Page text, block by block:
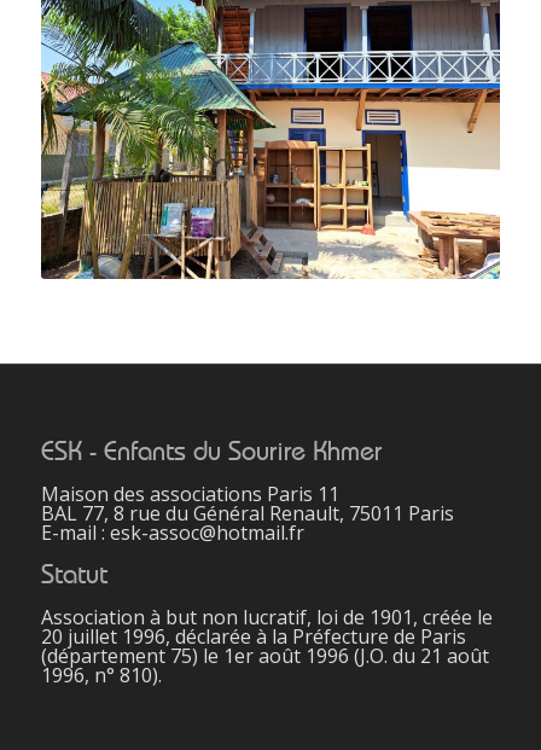
ESK - Enfants du Sourire Khmer
Maison des associations Paris 11
BAL 77, 8 rue du Général Renault, 75011 Paris
E-mail : esk-assoc@hotmail.fr
Statut
Association à but non lucratif, loi de 1901, créée le
20 juillet 1996, déclarée à la Préfecture de Paris
(département 75) le 1er août 1996 (J.O. du 21 août
1996, n° 810).